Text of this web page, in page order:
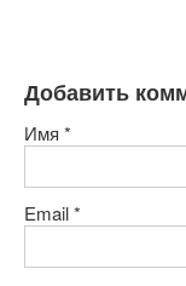
Добавить
Имя *
Email*